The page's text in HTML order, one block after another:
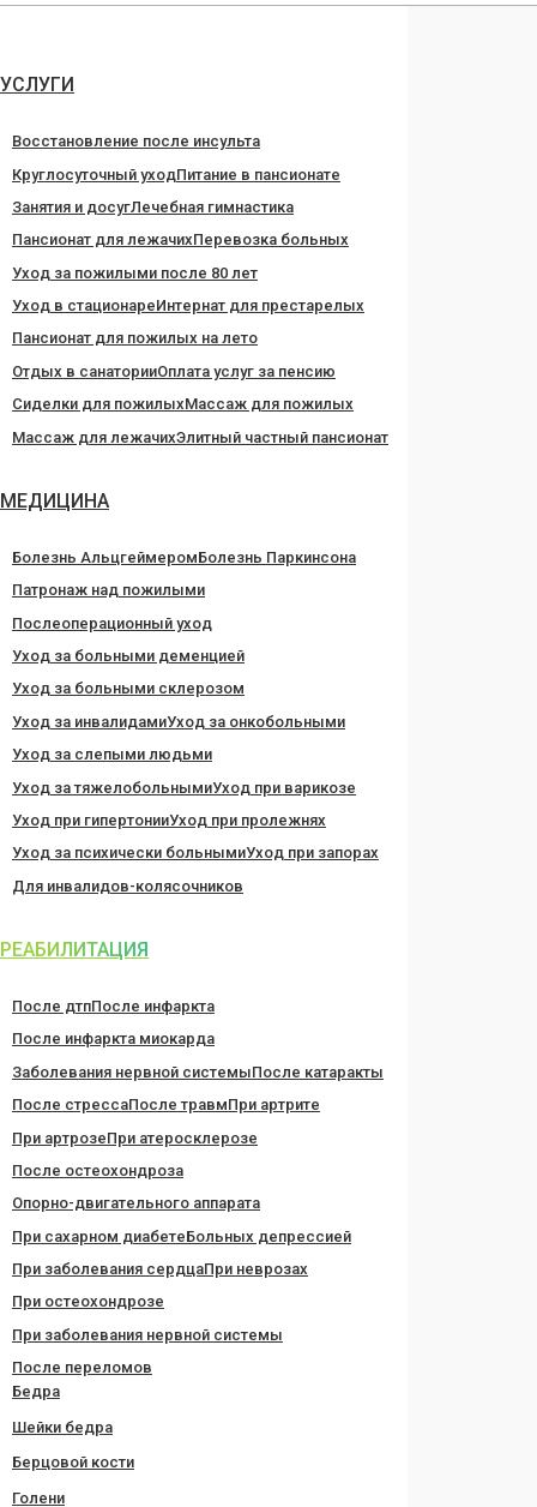
Перейти
содержанию
УСЛУГИ
Восстановление после инсульта
Круглосуточный уходПитание в пансионате
Занятия и досугЛечебная гимнастика
Пансионат для лежачихПеревозка больных
Уход за пожилыми после 80 лет
Уход в стационареИнтернат для престарелых
Пансионат для пожилых на лето
Отдых в санаторииОплата услуг за пенсию
Сиделки для пожилыхМассаж для пожилых
Массаж для лежачихЭлитный частный пансионат
МЕДИЦИНА
Болезнь АльцгеймеромБолезнь Паркинсона
Патронаж над пожилыми
Послеоперационный уход
Уход за больными деменцией
Уход за больными склерозом
Уход за инвалидамиУход за онкобольными
Уход за слепыми людьми
Уход за тяжелобольнымиУход при варикозе
Уход при гипертонииУход при пролежнях
Уход за психически больнымиУход при запорах
Для инвалидов-колясочников
РЕАБИЛИТАЦИЯ
После дтпПосле инфаркта
После инфаркта миокарда
Заболевания нервной системыПосле катаракты
После стрессаПосле травмПри артрите
При артрозеПри атеросклерозе
После остеохондроза
Опорно-двигательного аппарата
При сахарном диабетеБольных депрессией
При заболевания сердцаПри неврозах
При остеохондрозе
При заболевания нервной системы
После переломов
Бедра
Шейки бедра
Берцовой кости
Голени